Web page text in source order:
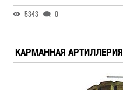
5343 0
КАРМАННАЯ АРТИЛЛЕРИЯ